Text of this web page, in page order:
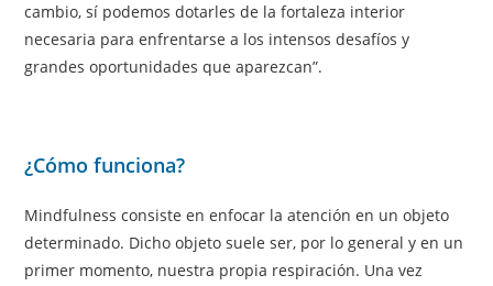
cambio, sí podemos dotarles de la fortaleza interior
necesaria para enfrentarse a los intensos desafíos y
grandes oportunidades que aparezcan”.
¿Cómo funciona?
Mindfulness consiste en enfocar la atención en un objeto
determinado. Dicho objeto suele ser, por lo general y en un
primer momento, nuestra propia respiración. Una vez